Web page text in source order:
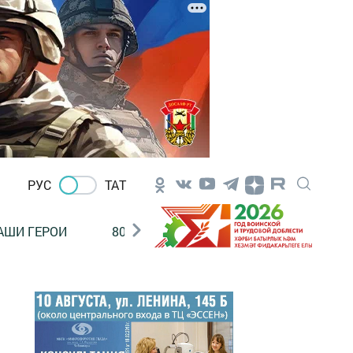
РУС ТАТ
ГЕРОИ 80 ЛЕТ ПОБЕДЫ! Финансовая